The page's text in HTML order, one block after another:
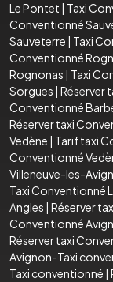
Le Pontet | Taxi
Conventionné
Sauveterre | Taxi
Conventionné
Rognonas | Taxi
Sorgues | Réserver
Conventionné
Réserver taxi
Vedène | Tarif taxi
Conventionné
Villeneuve-les-
Taxi Conventionné
Angles | Réserver
Conventionné
Réserver taxi
Avignon-Taxi
Taxi conventionné |